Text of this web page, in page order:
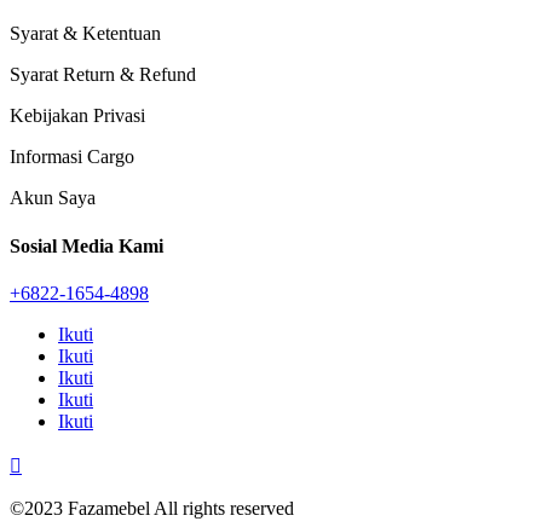
Syarat & Ketentuan
Syarat Return & Refund
Kebijakan Privasi
Informasi Cargo
Akun Saya
Sosial Media Kami
+6822-1654-4898
Ikuti
Ikuti
Ikuti
Ikuti
Ikuti

©2023 Fazamebel All rights reserved